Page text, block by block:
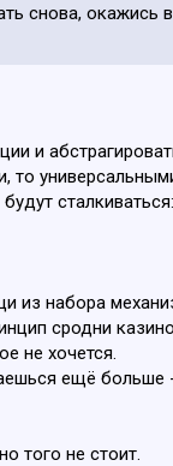
снова, окажись
и
то
сталкиваться:
из набора
сродни
не хочется.
ещё больше
того не стоит.